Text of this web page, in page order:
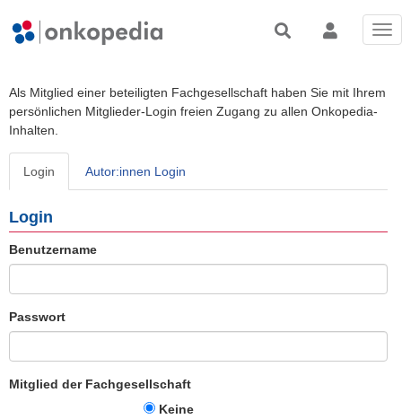
Als Mitglied einer beteiligten Fachgesellschaft haben Sie mit Ihrem
persönlichen Mitglieder-Login freien Zugang zu allen Onkopedia-
Inhalten.
Login Autor:innen Login
Login
Benutzername
Passwort
Mitglied der Fachgesellschaft
Keine